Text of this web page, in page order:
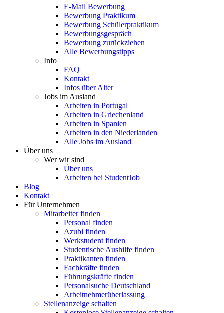
E-Mail Bewerbung
Bewerbung Praktikum
Bewerbung Schülerpraktikum
Bewerbungsgespräch
Bewerbung zurückziehen
Alle Bewerbungstipps
Info
FAQ
Kontakt
Infos über Alter
Jobs im Ausland
Arbeiten in Portugal
Arbeiten in Griechenland
Arbeiten in Spanien
Arbeiten in den Niederlanden
Alle Jobs im Ausland
Über uns
Wer wir sind
Über uns
Arbeiten bei StudentJob
Blog
Kontakt
Für Unternehmen
Mitarbeiter finden
Personal finden
Azubi finden
Werkstudent finden
Studentische Aushilfe finden
Praktikanten finden
Fachkräfte finden
Führungskräfte finden
Personalsuche Deutschland
Arbeitnehmerüberlassung
Stellenanzeige schalten